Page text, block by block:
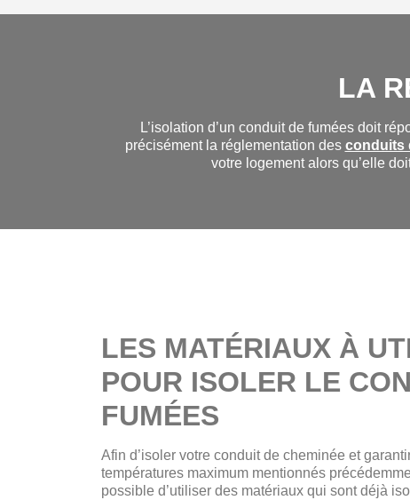
LA
L’isolation d’un conduit de fumées doit
précisément la réglementation des conduits
votre logement alors qu’elle
LES MATÉRIAUX À
POUR ISOLER LE
FUMÉES
Afin d’isoler votre conduit de cheminée et
températures maximum mentionnés
possible d’utiliser des matériaux qui sont déjà